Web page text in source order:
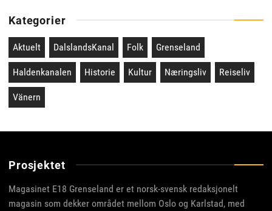
Kategorier
Aktuelt DalslandsKanal Folk Grenseland
Haldenkanalen Historie Kultur Næringsliv Reiseliv
Vänern
Prosjektet
Magasinet E18 Grenseland er et norsk-svensk redaksjonelt
magasin som dekker området mellom Oslo og Karlstad, med